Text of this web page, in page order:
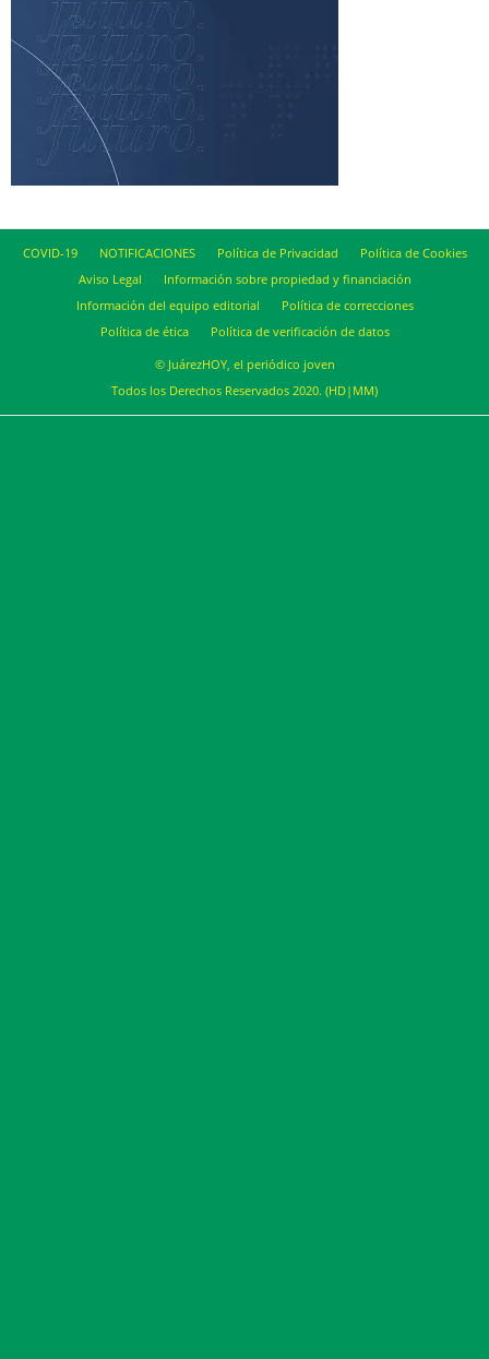
COVID-19 NOTIFICACIONES Política de Privacidad
Política de Cookies
Aviso Legal
Información sobre propiedad y financiación
Información del equipo editorial
Política de correcciones
Política de ética
Política de verificación de datos
© JuárezHOY, el periódico joven
Todos los Derechos Reservados 2020. (HD|MM)